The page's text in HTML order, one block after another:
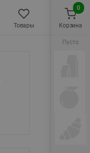
Товары Корзина
0
Пусто